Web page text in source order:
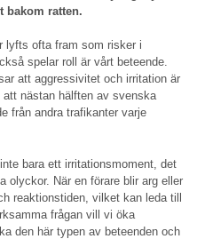
bakom ratten.
lyfts ofta fram som risker i
spelar roll är vårt beteende.
att aggressivitet och irritation är
nästan hälften av svenska
från andra trafikanter varje
bara ett irritationsmoment, det
olyckor. När en förare blir arg eller
reaktionstiden, vilket kan leda till
frågan vill vi öka
den här typen av beteenden och